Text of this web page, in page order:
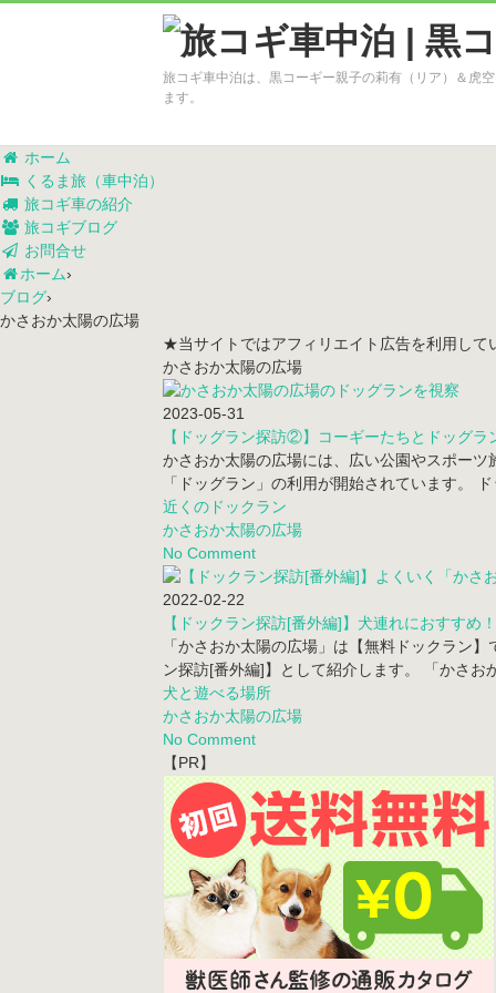
旅コギ車中泊は、黒コーギー親子の莉有（リア）＆虎
ます。
ホーム
くるま旅（車中泊）
旅コギ車の紹介
旅コギブログ
お問合せ
ホーム›
ブログ›
かさおか太陽の広場
★当サイトではアフィリエイト広告を利用して
かさおか太陽の広場
2023-05-31
【ドッグラン探訪②】コーギーたちとドッグ
かさおか太陽の広場には、広い公園やスポー
「ドッグラン」の利用が開始されています。
近くのドックラン
かさおか太陽の広場
No Comment
2022-02-22
【ドックラン探訪[番外編]】犬連れにおすす
「かさおか太陽の広場」は【無料ドックラン
ン探訪[番外編]】として紹介します。 「かさお
犬と遊べる場所
かさおか太陽の広場
No Comment
【PR】